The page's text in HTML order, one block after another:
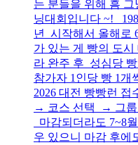
는 분들을 위해 흠
닝대회입니다 ~!
년 시작해서 올해로
가 있는 게 빵의 도
라 완주 후 성심당
참가자 1인당 빵 1개
2026 대전 빵빵런 접
→ 코스 선택 → 그룹
마감되더라도 7~8
우 있으니 마감 후에